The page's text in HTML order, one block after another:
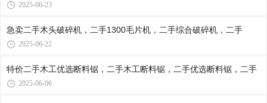
2025-06-23
急卖二手木头破碎机，二手1300毛片机，二手综合破碎机，二手
2025-06-22
特价二手木工优选断料锯，二手木工断料锯，二手优选断料锯，二手
2025-06-06